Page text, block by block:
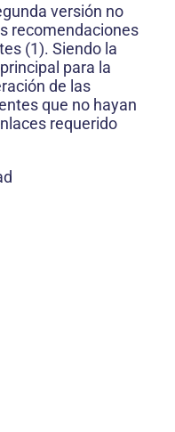
versión no
recomendaciones
(1). Siendo la
para la
de las
que no hayan
requerido